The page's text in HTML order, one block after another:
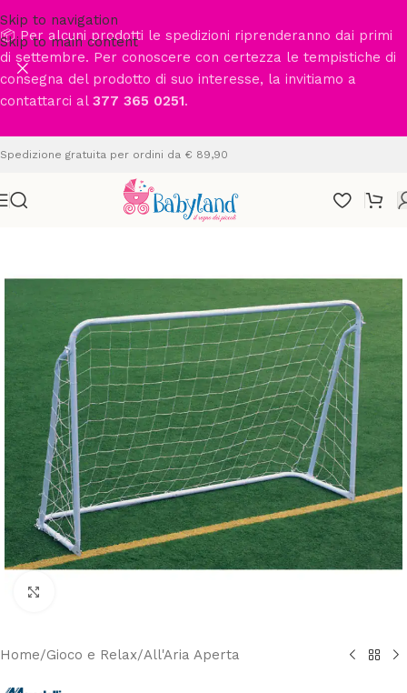
Skip to navigation
Skip to main content
📦 Per alcuni prodotti le spedizioni riprenderanno dai primi
di settembre. Per conoscere con certezza le tempistiche di
consegna del prodotto di suo interesse, la invitiamo a
contattarci al 377 365 0251.
Spedizione gratuita per ordini da € 89,90
Home/Gioco e Relax/All'Aria Aperta